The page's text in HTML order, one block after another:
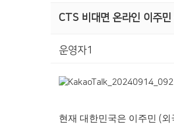
CTS 비대면 온라인 이주민
운영자1
현재 대한민국은 이주민 (외